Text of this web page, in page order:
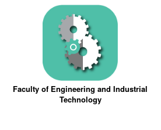
Faculty of Engineering and Industrial
Technology